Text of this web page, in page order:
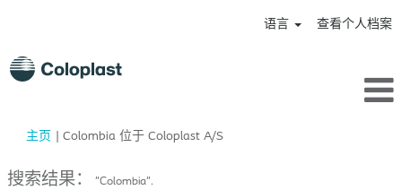
语言 查看个人档案
主页 | Colombia 位于 Coloplast A/S（当
搜索结果： "Colombia".